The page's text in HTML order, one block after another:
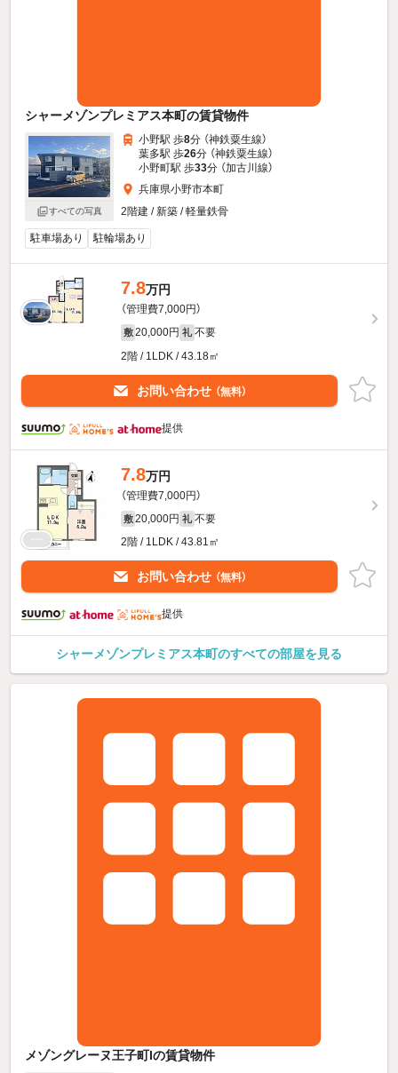
シャーメゾンプレミアス本町の賃貸物件
すべての写真
小野駅 歩8分 （神鉄粟生線）
葉多駅 歩26分 （神鉄粟生線）
小野町駅 歩33分 （加古川線）
兵庫県小野市本町
2階建 / 新築 / 軽量鉄骨
駐車場あり 駐輪場あり
7.8万円
（管理費7,000円）
敷 20,000円 礼 不要
2階 / 1LDK / 43.18㎡
お問い合わせ （無料）
提供
7.8万円
（管理費7,000円）
敷 20,000円 礼 不要
2階 / 1LDK / 43.81㎡
お問い合わせ （無料）
提供
シャーメゾンプレミアス本町のすべての部屋を見る
メゾングレーヌ王子町Iの賃貸物件